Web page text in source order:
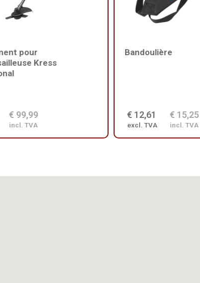
pour
Kress
€ 99,99
incl. TVA
Bandoulière
€ 12,61
excl. TVA
€ 15,25
incl. TVA